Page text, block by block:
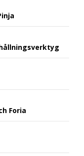
Foria